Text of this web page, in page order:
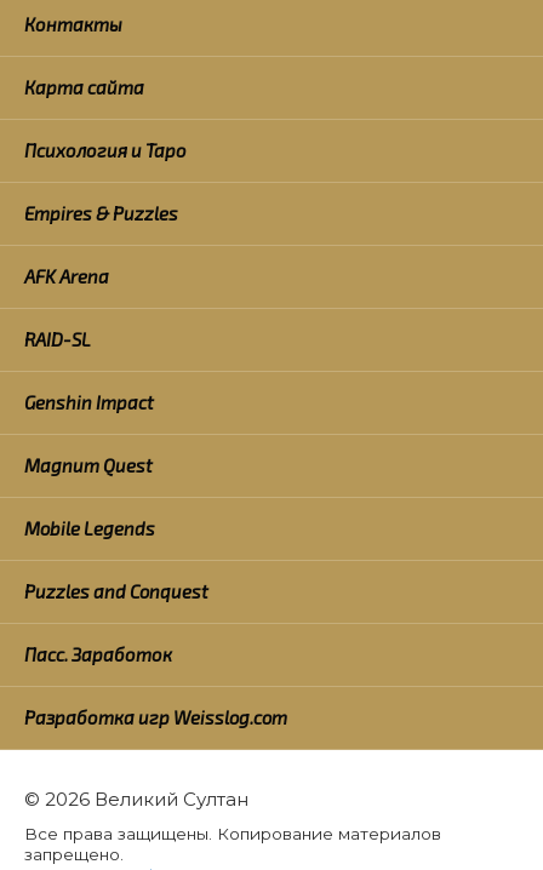
Контакты
Карта сайта
Психология и Таро
Empires & Puzzles
AFK Arena
RAID-SL
Genshin Impact
Magnum Quest
Mobile Legends
Puzzles and Conquest
Пасс. Заработок
Разработка игр Weisslog.com
© 2026 Великий Султан
Все права защищены. Копирование материалов
запрещено.